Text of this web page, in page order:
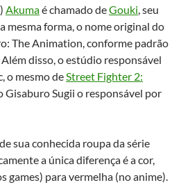
Akumaé chamado deGouki , seu
mesma forma, o nome original do
The Animation, conforme padrão
disso, o estúdio responsável
o mesmo de Street Fighter 2:
Gisaburo Sugii o responsável por
sua conhecida roupa da série
a única diferença é a cor,
games) para vermelha (no anime).